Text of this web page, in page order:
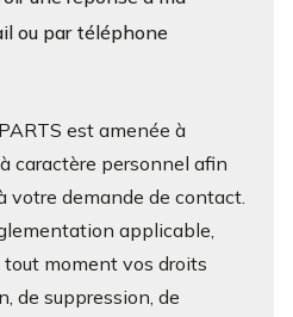
ou par téléphone
est amenée à
caractère personnel afin
votre demande de contact.
applicable,
tout moment vos droits
de suppression, de